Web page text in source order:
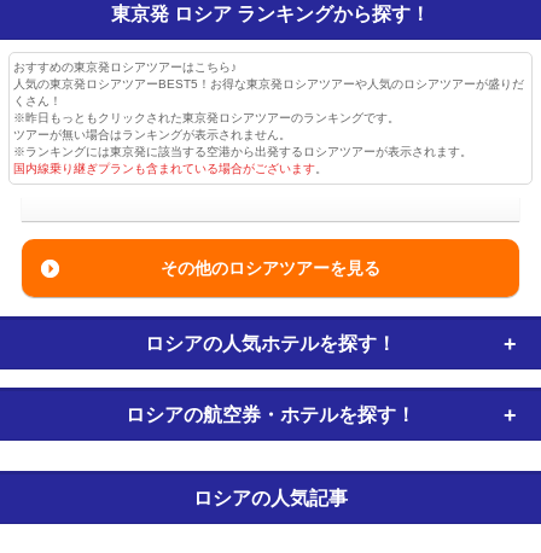
東京発 ロシア ランキングから探す！
おすすめの東京発ロシアツアーはこちら♪
人気の東京発ロシアツアーBEST5！お得な東京発ロシアツアーや人気のロシアツアーが盛りだ
くさん！
※昨日もっともクリックされた東京発ロシアツアーのランキングです。
ツアーが無い場合はランキングが表示されません。
※ランキングには東京発に該当する空港から出発するロシアツアーが表示されます。
国内線乗り継ぎプランも含まれている場合がございます。
その他のロシアツアーを見る
ロシアの人気ホテルを探す！
ロシアの航空券・ホテルを探す！
ロシアの人気記事